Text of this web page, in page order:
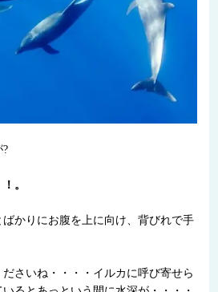
?
。
ばかりにお腹を上に向け、背びれで手
さいね・・・・イルカに呼び寄せら